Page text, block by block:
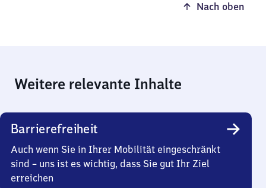
Nach oben
Weitere relevante Inhalte
Barrierefreiheit
Auch wenn Sie in Ihrer Mobilität eingeschränkt
sind – uns ist es wichtig, dass Sie gut Ihr Ziel
erreichen